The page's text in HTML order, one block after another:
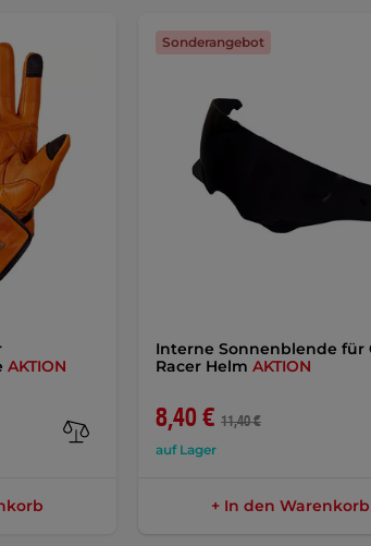
AKTION
Interne Sonnenblende für
Racer Helm AKTION
8,40 € 11,40 €
auf Lager
Sonderangebot
+ In den Warenkorb